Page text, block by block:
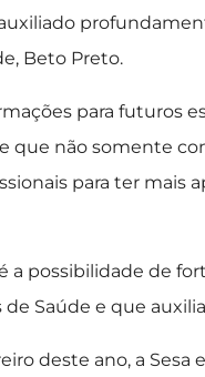
Beto Preto.
para futuros
que não somente
para ter mais
a possibilidade de
Saúde e que
deste ano, a